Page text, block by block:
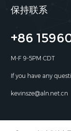
保持联系
+86
M-F 9-5PM CDT
If you have any
kevinsze@aln.net.cn